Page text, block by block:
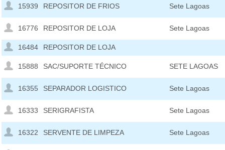
15939 REPOSITOR DE FRIOS Sete Lagoas
16776 REPOSITOR DE LOJA Sete Lagoas
16484 REPOSITOR DE LOJA
15888 SAC/SUPORTE TÉCNICO SETE LAGOAS
16355 SEPARADOR LOGISTICO Sete Lagoas
16333 SERIGRAFISTA Sete Lagoas
16322 SERVENTE DE LIMPEZA Sete Lagoas